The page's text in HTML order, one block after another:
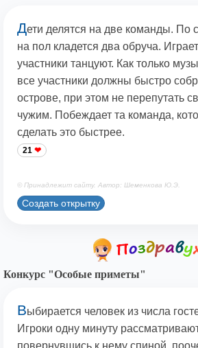
Дети делятся на две команды. По
на пол кладется два обруча.
участники танцуют. Как только
все участники должны быстро
острове, при этом не перепутать
чужим. Побеждает та команда,
сделать это быстрее.
21
© Принадлежит сайту. Автор: Шеменкова Ю.Э.
Создать открытку
Конкурс "Особые приметы"
Выбирается человек из числа
Игроки одну минуту
повернувшись к нему спиной,